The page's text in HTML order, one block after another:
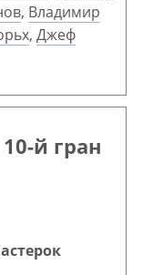
, Владимир
, Джеф
й гран